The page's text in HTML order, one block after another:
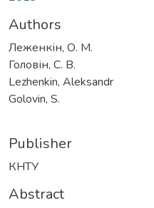
Authors
Леженкін, О. М.
Головін, С. В.
Lezhenkin, Aleksandr
Golovin, S.
Publisher
КНТУ
Abstract